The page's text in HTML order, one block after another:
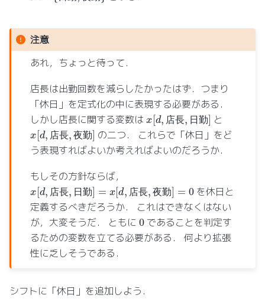
注意
あれ，ちょっと待って．
店長は出勤回数を減らしたかったはず．つまり
「休日」を定式化の中に表現する必要がある．
しかし店長に関する変数は
店 長 日 勤
x[d, 店長, 日勤] と
店 長 夜 勤
x[d, 店長, 夜勤] の二つ． これらで「休日」をど
う表現すればよいか考えればよいのだろうか．
もしその方針ならば，
店 長 日 勤 店 長 夜 勤
x[d, 店長, 日勤]=x[ d,店 長,夜 勤]=0
を休日と
定義するべきだろうか． これはできなくはない
が，大変そうだ． ともに0 であることを判定す
るための変数を立てる必要がある． 何より拡張
性に乏しそうである．
シフトに「休日」を追加しよう．